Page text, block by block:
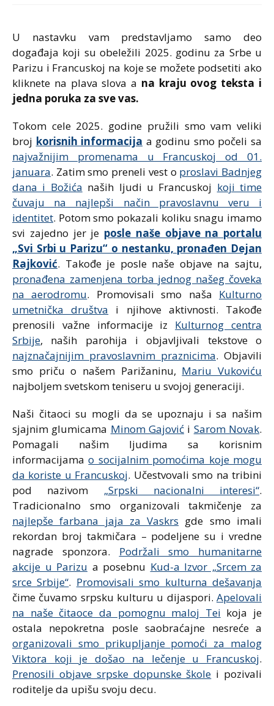
U nastavku vam predstavljamo samo deo
događaja koji su obeležili 2025. godinu za Srbe u
Parizu i Francuskoj na koje se možete podsetiti ako
kliknete na plava slova a na kraju ovog teksta i
jedna poruka za sve vas.
Tokom cele 2025. godine pružili smo vam veliki
broj korisnih informacija a godinu smo počeli sa
najvažnijim promenama u Francuskoj od 01.
januara. Zatim smo preneli vest o proslavi Badnjeg
dana i Božića naših ljudi u Francuskoj koji time
čuvaju na najlepši način pravoslavnu veru i
identitet. Potom smo pokazali koliku snagu imamo
svi zajedno jer je posle naše objave na portalu
„Svi Srbi u Parizu“ o nestanku, pronađen Dejan
Rajković. Takođe je posle naše objave na sajtu,
pronađena zamenjena torba jednog našeg čoveka
na aerodromu. Promovisali smo naša Kulturno
umetnička društva i njihove aktivnosti. Takođe
prenosili važne informacije iz Kulturnog centra
Srbije, naših parohija i objavljivali tekstove o
najznačajnijim pravoslavnim praznicima. Objavili
smo priču o našem Parižaninu, Mariu Vukoviću
najboljem svetskom teniseru u svojoj generaciji.
Naši čitaoci su mogli da se upoznaju i sa našim
sjajnim glumicama Minom Gajović i Sarom Novak.
Pomagali našim ljudima sa korisnim
informacijamao socijalnim pomoćima koje mogu
da koriste u Francuskoj. Učestvovali smo na tribini
pod nazivom „Srpski nacionalni interesi“.
Tradicionalno smo organizovali takmičenje za
najlepše farbana jaja za Vaskrs gde smo imali
rekordan broj takmičara – podeljene su i vredne
nagrade sponzora. Podržali smo humanitarne
akcije u Parizu a posebnu Kud-a Izvor „Srcem za
srce Srbije“. Promovisali smo kulturna dešavanja
čime čuvamo srpsku kulturu u dijaspori. Apelovali
na naše čitaoce da pomognu maloj Tei koja je
ostala nepokretna posle saobraćajne nesreće a
organizovali smo prikupljanje pomoći za malog
Viktora koji je došao na lečenje u Francuskoj.
Prenosili objave srpske dopunske škole i pozivali
roditelje da upišu svoju decu.